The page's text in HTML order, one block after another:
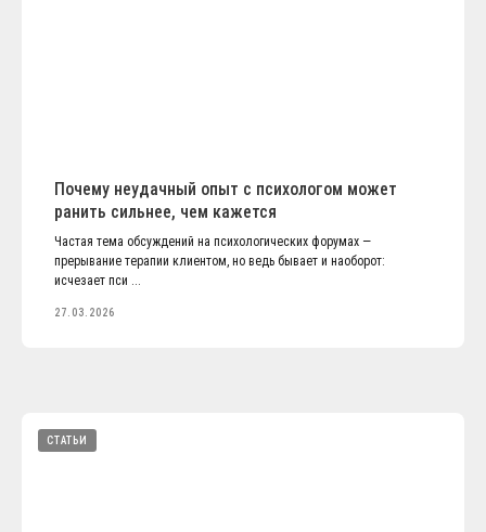
Почему неудачный опыт с психологом может
ранить сильнее, чем кажется
Частая тема обсуждений на психологических форумах —
прерывание терапии клиентом, но ведь бывает и наоборот:
исчезает пси ...
27.03.2026
СТАТЬИ